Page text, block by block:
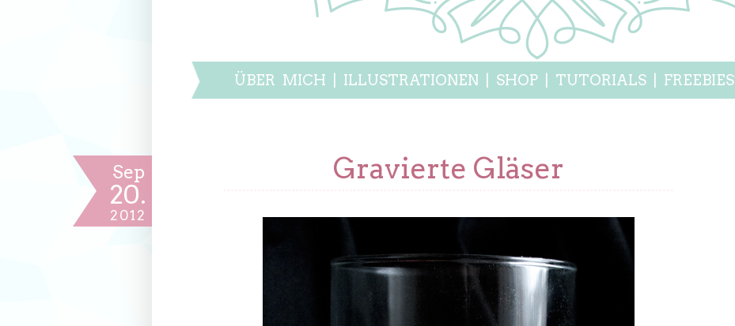
ÜBER MICH ILLUSTRATIONEN SHOP TUTORIALS FREEBIES
Sep
20.
2012
Gravierte Gläser